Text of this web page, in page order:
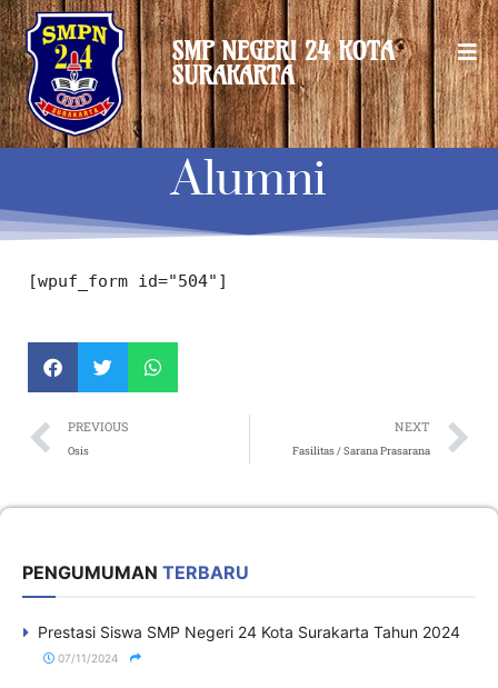
Lewati
ke
konten
SMP NEGERI 24 KOTA
SURAKARTA
Alumni
[wpuf_form id="504"]
Prev
PREVIOUS
Osis
NEXT
Fasilitas / Sarana Prasarana
PENGUMUMAN TERBARU
Prestasi Siswa SMP Negeri 24 Kota Surakarta Tahun 2024
07/11/2024